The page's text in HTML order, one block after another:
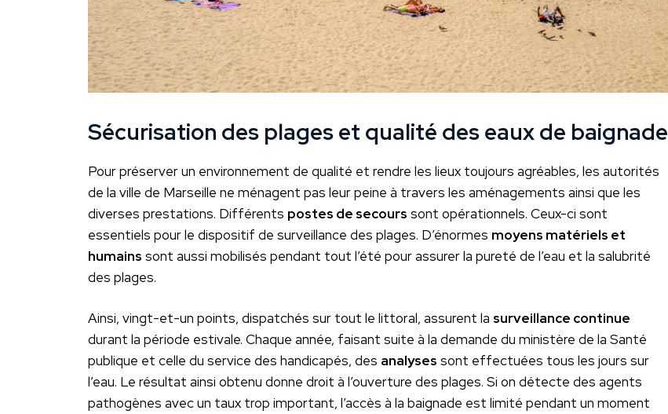
Sécurisation des plages et qualité des eaux de baignade
Pour préserver un environnement de qualité et rendre les lieux toujours agréables, les autorités
de la ville de Marseille ne ménagent pas leur peine à travers les aménagements ainsi que les
diverses prestations. Différents postes de secours sont opérationnels. Ceux-ci sont
essentiels pour le dispositif de surveillance des plages. D’énormes moyens matériels et
humains sont aussi mobilisés pendant tout l’été pour assurer la pureté de l’eau et la salubrité
des plages.
Ainsi, vingt-et-un points, dispatchés sur tout le littoral, assurent la surveillance continue
durant la période estivale. Chaque année, faisant suite à la demande du ministère de la Santé
publique et celle du service des handicapés, des analyses sont effectuées tous les jours sur
l’eau. Le résultat ainsi obtenu donne droit à l’ouverture des plages. Si on détecte des agents
pathogènes avec un taux trop important, l’accès à la baignade est limité pendant un moment